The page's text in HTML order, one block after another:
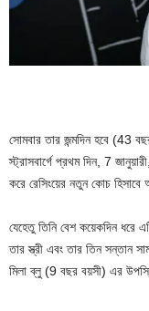
সোমবার তার জন্মদিন হবে (43
স্ট্রাসবার্গে প্রথম দিন, 7
করে রেসিংয়ের নতুন কোচ
যেহেতু তিনি বেশ কয়েকদিন ধরে
তার স্ত্রী এবং তার তিন সন্তান
মিলা ব্লু (9 বছর বয়সী) এর